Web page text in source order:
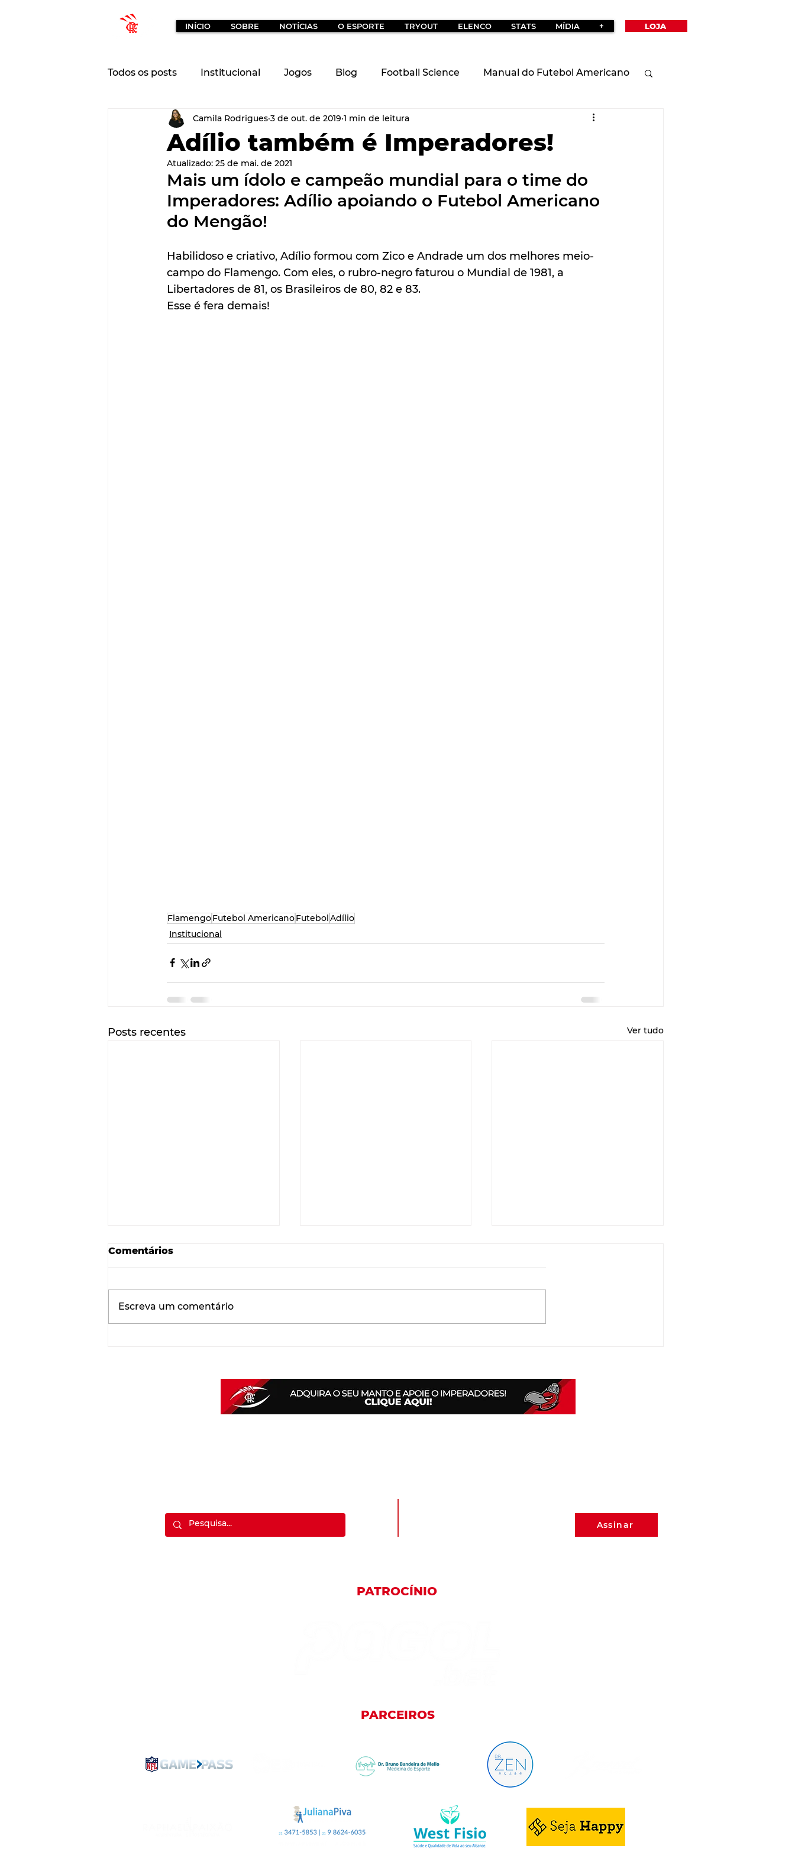
INÍCIO SOBRE NOTÍCIAS O ESPORTE TRYOUT ELENCO STATS MÍDIA + LOJA
Todos os posts Institucional Jogos Blog Football Science Manual do Futebol Americano
Imperadores Social Imperatrizes Oportunidade
Adílio também é Imperadores!
Camila Rodrigues 3 de out. de 2019 1 min de leitura
Atualizado: 25 de mai. de 2021
Mais um ídolo e campeão mundial para o time do
Imperadores: Adílio apoiando o Futebol Americano
do Mengão!
Habilidoso e criativo, Adílio formou com Zico e Andrade um dos melhores meio-
campo do Flamengo. Com eles, o rubro-negro faturou o Mundial de 1981, a
Libertadores de 81, os Brasileiros de 80, 82 e 83.
Esse é fera demais!
FlamengoFutebol AmericanoFutebolAdílio
Institucional
Posts recentes Ver tudo
Comentários
Escreva um comentário
Assinar
PATROCÍNIO
PARCEIROS